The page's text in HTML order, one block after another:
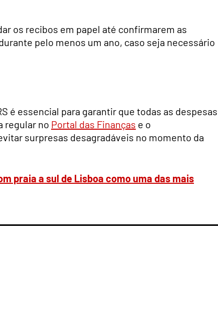
os recibos em papel até confirmarem as
pelo menos um ano, caso seja necessário
é essencial para garantir que todas as despesas
regular no Portal das Finanças e o
surpresas desagradáveis no momento da
praia a sul de Lisboa como uma das mais